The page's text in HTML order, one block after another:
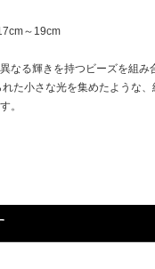
～19cm
なる輝きを持つビーズを組み
た小さな光を集めたような
。